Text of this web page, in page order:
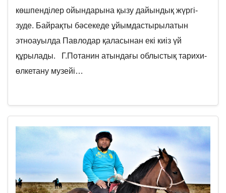
көшпенділер ойындарына қызу дайындық жүргі-
зуде. Байрақты бәсекеде ұйымдастырылатын
этноауылда Павлодар қаласынан екі киіз үй
құрылады. Г.Потанин атындағы облыстық тарихи-
өлкетану музейі…